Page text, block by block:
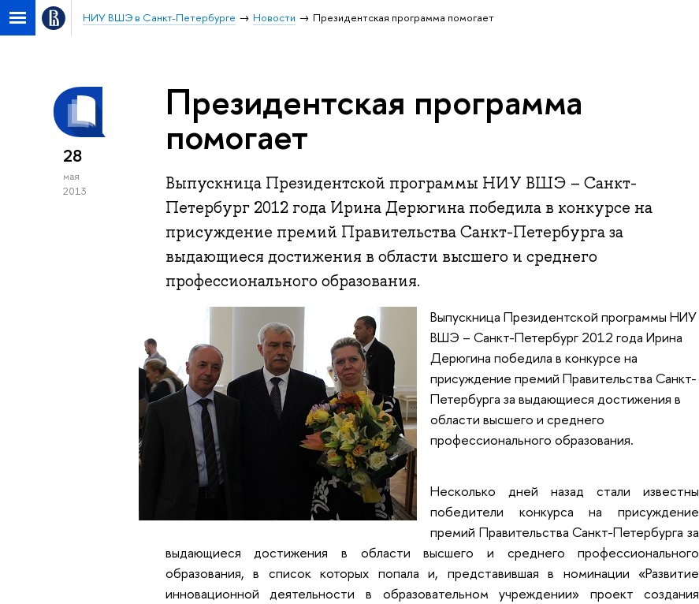
НИУ ВШЭ в Санкт-Петербурге Новости Президентская программа помогает
28
мая
2013
Президентская программа
помогает
Выпускница Президентской программы НИУ ВШЭ – Санкт-
Петербург 2012 года Ирина Дерюгина победила в конкурсе на
присуждение премий Правительства Санкт-Петербурга за
выдающиеся достижения в области высшего и среднего
профессионального образования.
Выпускница Президентской программы НИУ
ВШЭ – Санкт-Петербург 2012 года Ирина
Дерюгина победила в конкурсе на
присуждение премий Правительства Санкт-
Петербурга за выдающиеся достижения в
области высшего и среднего
профессионального образования.
Несколько дней назад стали известны
победители конкурса на присуждение
премий Правительства Санкт-Петербурга за
выдающиеся достижения в области высшего и среднего профессионального
образования, в список которых попала и, представившая в номинации «Развитие
инновационной деятельности в образовательном учреждении» проект создания